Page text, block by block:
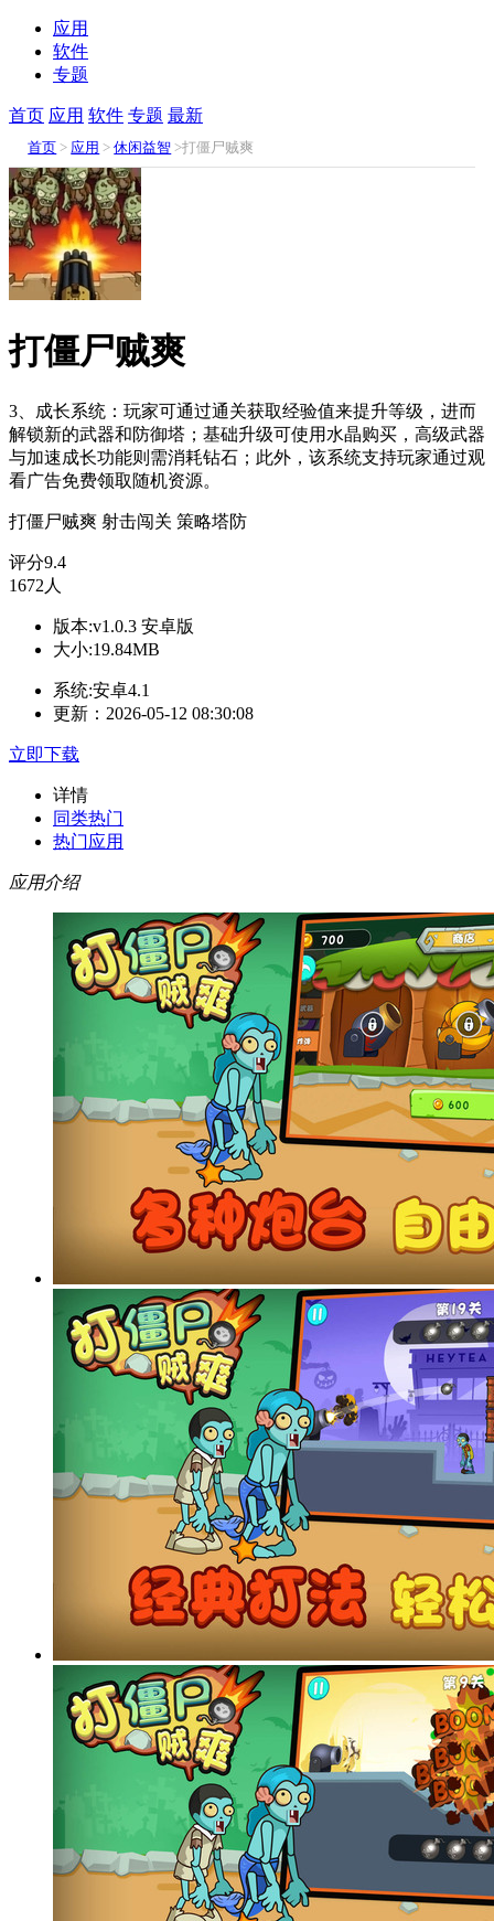
应用
软件
专题
首页 应用 软件 专题 最新
首页 > 应用 >休闲益智 >打僵尸贼爽
打僵尸贼爽
3、成长系统：玩家可通过通关获取经验值来提升等级，进而
解锁新的武器和防御塔；基础升级可使用水晶购买，高级武器
与加速成长功能则需消耗钻石；此外，该系统支持玩家通过观
看广告免费领取随机资源。
打僵尸贼爽 射击闯关 策略塔防
评分9.4
1672人
版本:v1.0.3 安卓版
大小:19.84MB
系统:安卓4.1
更新：2026-05-12 08:30:08
立即下载
详情
同类热门
热门应用
应用介绍